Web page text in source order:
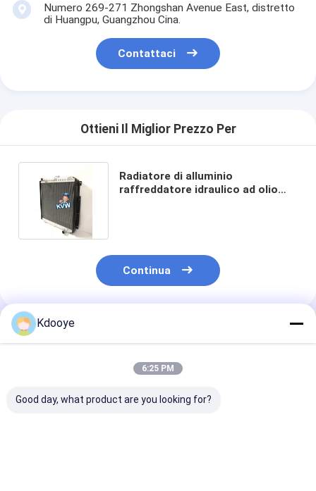
Numero 269-271 Zhongshan Avenue East, distretto
di Huangpu, Guangzhou Cina.
Contattaci
Ottieni Il Miglior Prezzo Per
Radiatore di alluminio
raffreddatore idraulico ad olio
Continua
Prodotti Raccomandati
Kdooye
6:25 PM
Good day, what product are you looking for?